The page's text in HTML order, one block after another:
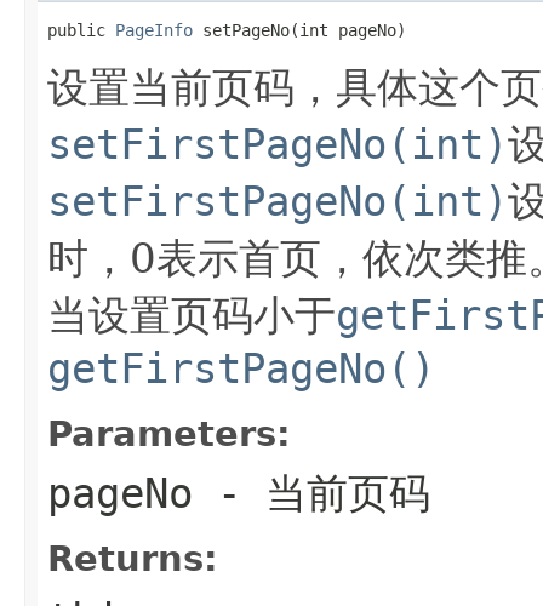
public PageInfo setPageNo(int pageNo)
设置当前页码，具体这个
setFirstPageNo(int)
setFirstPageNo(int)
时，0表示首页，依次类推
当设置页码小于
getFirstPageNo()
Parameters:
pageNo - 当前页码
Returns: